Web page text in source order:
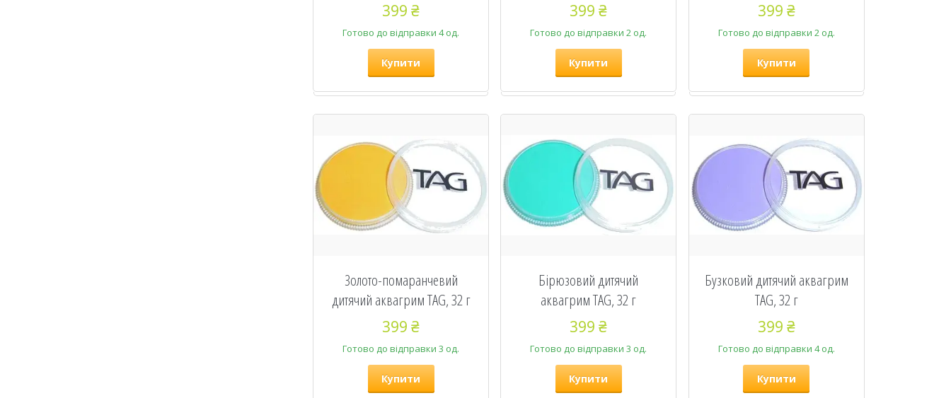
399 ₴
Готово до відправки 4 од.
Купити
399 ₴
Готово до відправки 2 од.
Купити
399 ₴
Готово до відправки 2 од.
Купити
Золото-помаранчевий
дитячий аквагрим TAG, 32 г
399 ₴
Готово до відправки 3 од.
Купити
Бірюзовий дитячий
аквагрим TAG, 32 г
399 ₴
Готово до відправки 3 од.
Купити
Бузковий дитячий аквагрим
TAG, 32 г
399 ₴
Готово до відправки 4 од.
Купити